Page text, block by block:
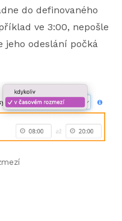
do definovaného
ve 3:00, nepošle
jeho odeslání počká